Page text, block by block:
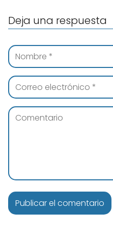
Deja una respuesta